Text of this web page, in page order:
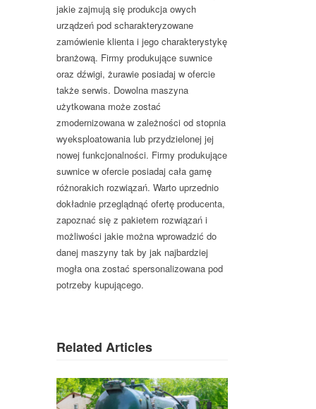
jakie zajmują się produkcja owych
urządzeń pod scharakteryzowane
zamówienie klienta i jego charakterystykę
branżową. Firmy produkujące suwnice
oraz dźwigi, żurawie posiadaj w ofercie
także serwis. Dowolna maszyna
użytkowana może zostać
zmodernizowana w zależności od stopnia
wyeksploatowania lub przydzielonej jej
nowej funkcjonalności. Firmy produkujące
suwnice w ofercie posiadaj cała gamę
różnorakich rozwiązań. Warto uprzednio
dokładnie przeglądnąć ofertę producenta,
zapoznać się z pakietem rozwiązań i
możliwości jakie można wprowadzić do
danej maszyny tak by jak najbardziej
mogła ona zostać spersonalizowana pod
potrzeby kupującego.
Related Articles